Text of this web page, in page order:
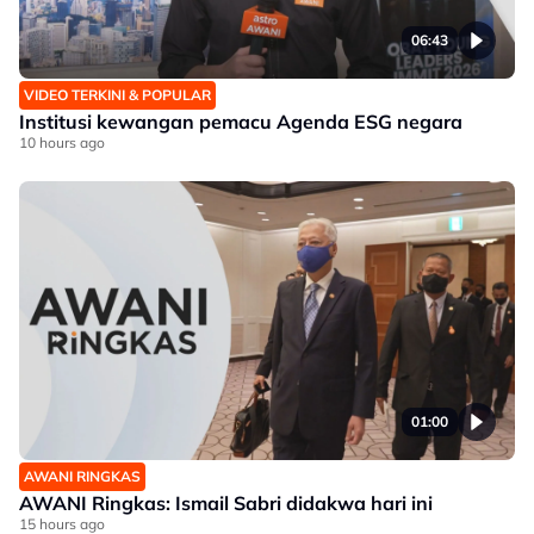
06:43
VIDEO TERKINI & POPULAR
Institusi kewangan pemacu Agenda ESG negara
10 hours ago
01:00
AWANI RINGKAS
AWANI Ringkas: Ismail Sabri didakwa hari ini
15 hours ago